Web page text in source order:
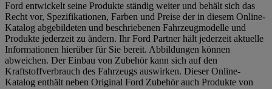
Ford entwickelt seine Produkte ständig weiter und behält sich das
Recht vor, Spezifikationen, Farben und Preise der in diesem Online-
Katalog abgebildeten und beschriebenen Fahrzeugmodelle und
Produkte jederzeit zu ändern. Ihr Ford Partner hält jederzeit aktuelle
Informationen hierüber für Sie bereit. Abbildungen können
abweichen. Der Einbau von Zubehör kann sich auf den
Kraftstoffverbrauch des Fahrzeugs auswirken. Dieser Online-
Katalog enthält neben Original Ford Zubehör auch Produkte von